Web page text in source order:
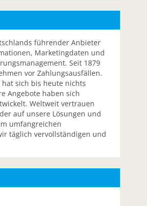
führender Anbieter
Marketingdaten und
Seit 1879
vor Zahlungsausfällen.
sich bis heute nichts
Angebote haben sich
Weltweit vertrauen
auf unsere Lösungen und
umfangreichen
täglich vervollständigen und